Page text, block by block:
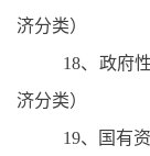
济分类）
18、政府
济分类）
19、国有